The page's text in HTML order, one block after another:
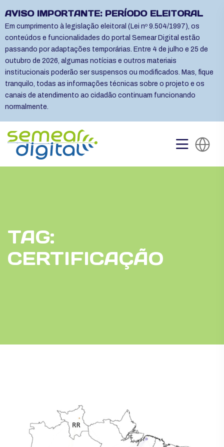
AVISO IMPORTANTE: PERÍODO ELEITORAL
Em cumprimento à legislação eleitoral (Lei nº 9.504/1997), os
conteúdos e funcionalidades do portal Semear Digital estão
passando por adaptações temporárias. Entre 4 de julho e 25 de
outubro de 2026, algumas notícias e outros materiais
institucionais poderão ser suspensos ou modificados. Mas, fique
tranquilo, todas as informações técnicas sobre o projeto e os
canais de atendimento ao cidadão continuam funcionando
normalmente.
TAG:
CERTIFICAÇÃO